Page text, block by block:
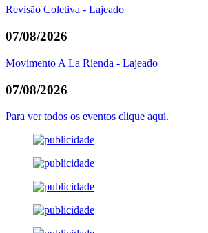
Revisão Coletiva - Lajeado
07/08/2026
Movimento A La Rienda - Lajeado
07/08/2026
Para ver todos os eventos clique aqui.